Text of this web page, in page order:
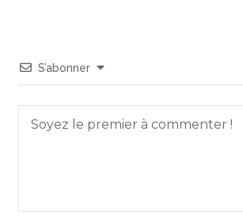
S’abonner